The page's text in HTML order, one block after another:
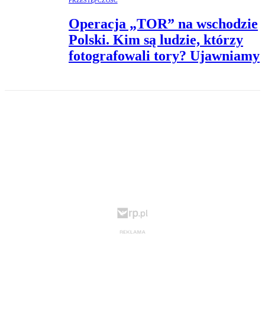
Operacja „TOR” na wschodzie
Polski. Kim są ludzie, którzy
fotografowali tory? Ujawniamy